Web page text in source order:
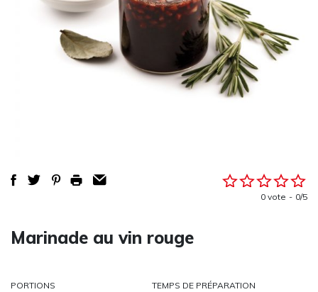
0 vote 0/5
Marinade au vin rouge
PORTIONS TEMPS DE PRÉPARATION